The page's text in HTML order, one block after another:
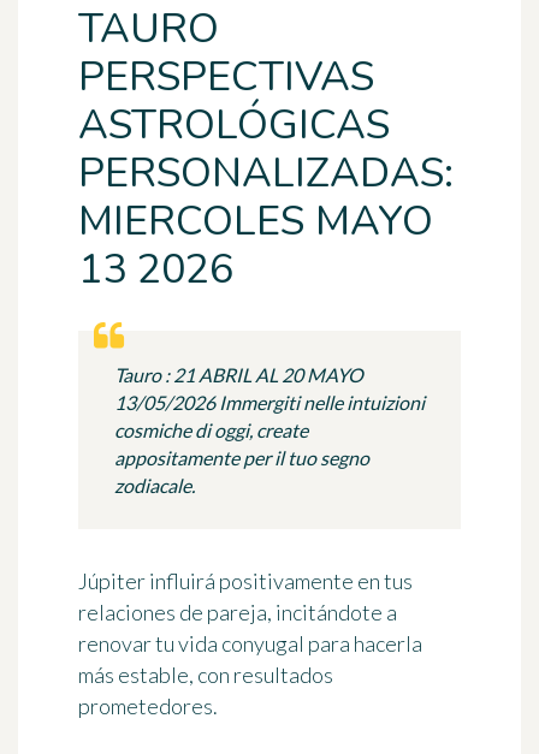
TAURO
PERSPECTIVAS
ASTROLÓGICAS
PERSONALIZADAS:
MIERCOLES MAYO
13 2026
Tauro : 21 ABRIL AL 20 MAYO
13/05/2026 Immergiti nelle intuizioni
cosmiche di oggi, create
appositamente per il tuo segno
zodiacale.
Júpiter influirá positivamente en tus
relaciones de pareja, incitándote a
renovar tu vida conyugal para hacerla
más estable, con resultados
prometedores.